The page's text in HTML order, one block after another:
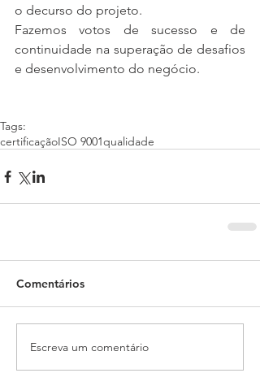
o decurso do projeto.
Fazemos votos de sucesso e de
continuidade na superação de desafios
e desenvolvimento do negócio.
Tags:
certificaçãoISO 9001qualidade
Comentários
Escreva um comentário